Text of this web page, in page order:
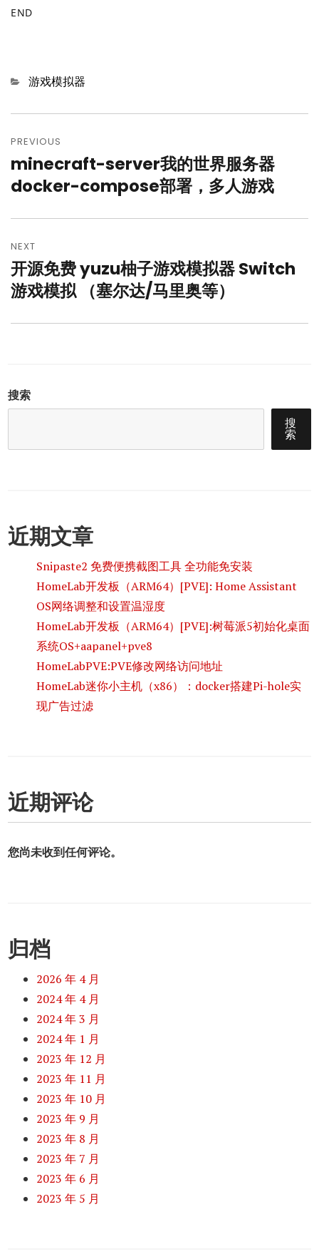
END
Categories
游戏模拟器
章
导
航
PREVIOUS
Previous
post:
minecraft-server我的世界服务器
docker-compose部署，多人游戏
NEXT
Next
post:
开源免费 yuzu柚子游戏模拟器 Switch
游戏模拟 （塞尔达/马里奥等）
搜索
搜
索
近期文章
Snipaste2 免费便携截图工具 全功能免安装
HomeLab开发板（ARM64）[PVE]: Home Assistant
OS网络调整和设置温湿度
HomeLab开发板（ARM64）[PVE]:树莓派5初始化桌面
系统OS+aapanel+pve8
HomeLabPVE:PVE修改网络访问地址
HomeLab迷你小主机（x86）：docker搭建Pi-hole实
现广告过滤
近期评论
您尚未收到任何评论。
归档
2026 年 4 月
2024 年 4 月
2024 年 3 月
2024 年 1 月
2023 年 12 月
2023 年 11 月
2023 年 10 月
2023 年 9 月
2023 年 8 月
2023 年 7 月
2023 年 6 月
2023 年 5 月